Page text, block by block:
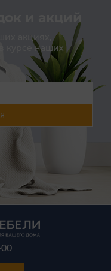
и акций
акциях,
курсе наших